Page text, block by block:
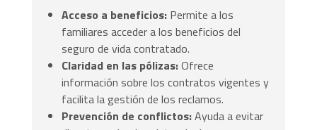
Acceso a beneficios: Permite a los
familiares acceder a los beneficios del
seguro de vida contratado.
Claridad en las pólizas:Ofrece
información sobre los contratos vigentes y
facilita la gestión de los reclamos.
Prevención de conflictos:Ayuda a evitar